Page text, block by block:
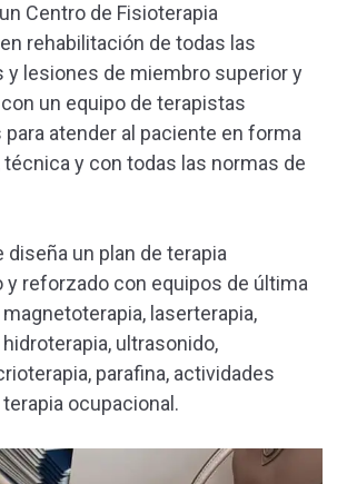
Centro de Fisioterapia
rehabilitación de todas las
y lesiones de miembro superior y
un equipo de terapistas
atender al paciente en forma
técnica y con todas las normas de
diseña un plan de terapia
y reforzado con equipos de última
laserterapia,
ultrasonido,
parafina, actividades
ocupacional.